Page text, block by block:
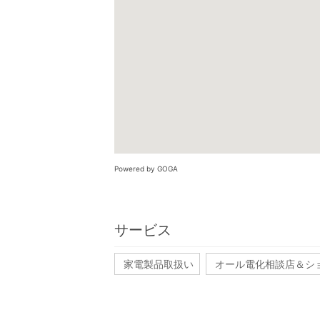
Powered by GOGA
サービス
家電製品取扱い オール電化相談店＆シ